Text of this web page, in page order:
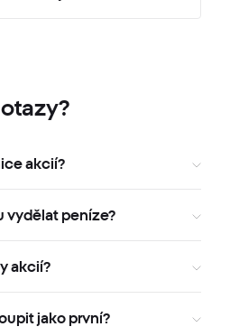
akcií?
vydělat peníze?
akcií?
jako první?